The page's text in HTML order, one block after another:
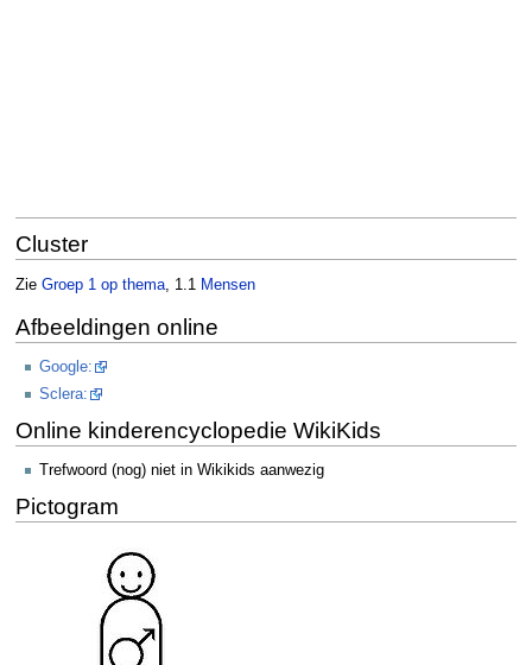
Cluster
Zie Groep 1 op thema, 1.1 Mensen
Afbeeldingen online
Google:
Sclera:
Online kinderencyclopedie WikiKids
Trefwoord (nog) niet in Wikikids aanwezig
Pictogram